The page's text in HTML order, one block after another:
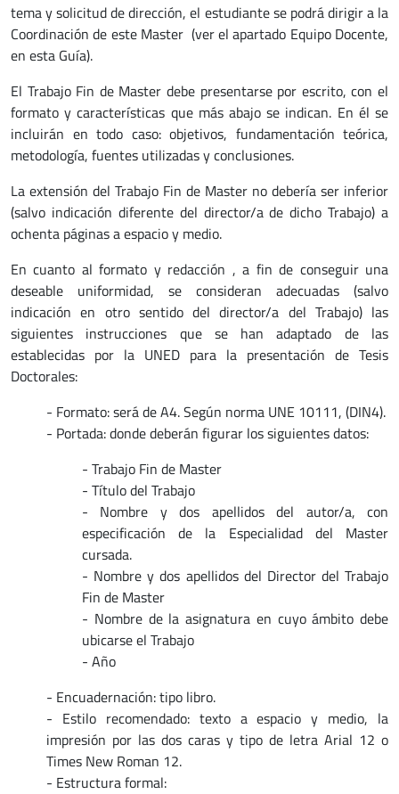
tema y solicitud de dirección, el estudiante se podrá dirigir a la
Coordinación de este Master (ver el apartado Equipo Docente,
en esta Guía).
El Trabajo Fin de Master debe presentarse por escrito, con el
formato y características que más abajo se indican. En él se
incluirán en todo caso: objetivos, fundamentación teórica,
metodología, fuentes utilizadas y conclusiones.
La extensión del Trabajo Fin de Master no debería ser inferior
(salvo indicación diferente del director/a de dicho Trabajo) a
ochenta páginas a espacio y medio.
En cuanto al formato y redacción , a fin de conseguir una
deseable uniformidad, se consideran adecuadas (salvo
indicación en otro sentido del director/a del Trabajo) las
siguientes instrucciones que se han adaptado de las
establecidas por la UNED para la presentación de Tesis
Doctorales:
- Formato: será de A4. Según norma UNE 10111, (DIN4).
- Portada: donde deberán figurar los siguientes datos:
- Trabajo Fin de Master
- Título del Trabajo
- Nombre y dos apellidos del autor/a, con
especificación de la Especialidad del Master
cursada.
- Nombre y dos apellidos del Director del Trabajo
Fin de Master
- Nombre de la asignatura en cuyo ámbito debe
ubicarse el Trabajo
- Año
- Encuadernación: tipo libro.
- Estilo recomendado: texto a espacio y medio, la
impresión por las dos caras y tipo de letra Arial 12 o
Times New Roman 12.
- Estructura formal: